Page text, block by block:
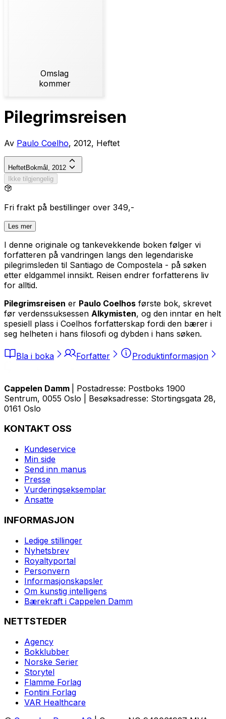
Omslag
kommer
Pilegrimsreisen
Av Paulo Coelho, 2012, Heftet
HeftetBokmål, 2012
Ikke tilgjengelig
Fri frakt på bestillinger over 349,-
Les mer
I denne originale og tankevekkende boken følger vi
forfatteren på vandringen langs den legendariske
pilegrimsleden til Santiago de Compostela - på søken
etter eldgammel innsikt. Reisen endrer forfatterens liv
for alltid.
Pilegrimsreisen er Paulo Coelhos første bok, skrevet
før verdenssuksessen Alkymisten, og den inntar en helt
spesiell plass i Coelhos forfatterskap fordi den bærer i
seg helheten i hans filosofi og dybden i hans søken.
Bla i boka Forfatter Produktinformasjon
Cappelen Damm
| Postadresse: Postboks 1900
Sentrum, 0055 Oslo | Besøksadresse: Stortingsgata 28,
0161 Oslo
KONTAKT OSS
Kundeservice
Min side
Send inn manus
Presse
Vurderingseksemplar
Ansatte
INFORMASJON
Ledige stillinger
Nyhetsbrev
Royaltyportal
Personvern
Informasjonskapsler
Om kunstig intelligens
Bærekraft i Cappelen Damm
NETTSTEDER
Agency
Bokklubber
Norske Serier
Storytel
Flamme Forlag
Fontini Forlag
VAR Healthcare